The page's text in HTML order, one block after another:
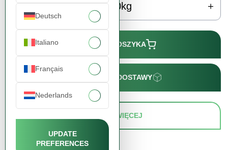
Deutsch
Italiano
Français
Nederlands
UPDATE
PREFERENCES
kg
DODAJ DO KOSZYKA
KALKULATOR DOSTAWY
ZAMÓW WIĘCEJ